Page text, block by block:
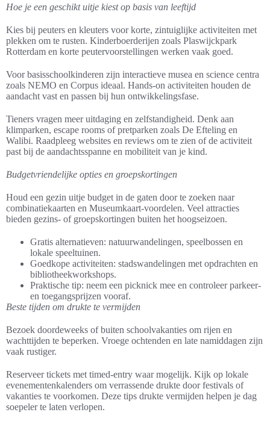
Hoe je een geschikt uitje kiest op basis van leeftijd
Kies bij peuters en kleuters voor korte, zintuiglijke activiteiten met
plekken om te rusten. Kinderboerderijen zoals Plaswijckpark
Rotterdam en korte peutervoorstellingen werken vaak goed.
Voor basisschoolkinderen zijn interactieve musea en science centra
zoals NEMO en Corpus ideaal. Hands-on activiteiten houden de
aandacht vast en passen bij hun ontwikkelingsfase.
Tieners vragen meer uitdaging en zelfstandigheid. Denk aan
klimparken, escape rooms of pretparken zoals De Efteling en
Walibi. Raadpleeg websites en reviews om te zien of de activiteit
past bij de aandachtsspanne en mobiliteit van je kind.
Budgetvriendelijke opties en groepskortingen
Houd een gezin uitje budget in de gaten door te zoeken naar
combinatiekaarten en Museumkaart-voordelen. Veel attracties
bieden gezins- of groepskortingen buiten het hoogseizoen.
Gratis alternatieven: natuurwandelingen, speelbossen en
lokale speeltuinen.
Goedkope activiteiten: stadswandelingen met opdrachten en
bibliotheekworkshops.
Praktische tip: neem een picknick mee en controleer parkeer-
en toegangsprijzen vooraf.
Beste tijden om drukte te vermijden
Bezoek doordeweeks of buiten schoolvakanties om rijen en
wachttijden te beperken. Vroege ochtenden en late namiddagen zijn
vaak rustiger.
Reserveer tickets met timed-entry waar mogelijk. Kijk op lokale
evenementenkalenders om verrassende drukte door festivals of
vakanties te voorkomen. Deze tips drukte vermijden helpen je dag
soepeler te laten verlopen.